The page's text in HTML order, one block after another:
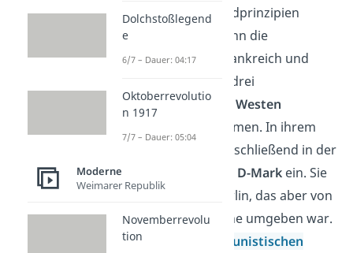
kapitalistischeGrundprinzipien
hatten, schlossen dann die
WestmächteUSA, Frankreich und
Großbritannien ihre drei
Besatzungszonen im Westen
Deutschlands zusammen. In ihrem
Gebiet führten sie anschließend in der
Währungsreform die D-Markein. Sie
galt auch in West-Berlin, das aber von
der sowjetischen Zone umgeben war.
Das gefiel der
kommunistischen
Dolchstoßlegend
e
6/7 – Dauer: 04:17
Oktoberrevolutio
n 1917
7/7 – Dauer: 05:04
Moderne
Weimarer Republik
Novemberrevolu
tion